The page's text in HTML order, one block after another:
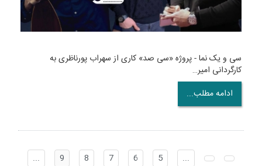
سی و یک نما - پروژه «سی صد» کاری از سهراب پورناظری به
کارگردانی امیر…
ادامه مطلب...
...
5
6
7
8
9
...